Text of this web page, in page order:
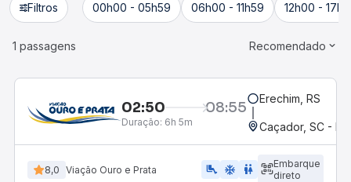
Filtros 00h00 - 05h59 06h00 - 11h59 12h00 -
1 passagens Recomendado
02:50 08:55
Duração: 6h 5m
Erechim, RS
Caçador, SC -
8,0 Viação Ouro e Prata airline_seat_legroom_extra ac_unit WC
Embarque
direto